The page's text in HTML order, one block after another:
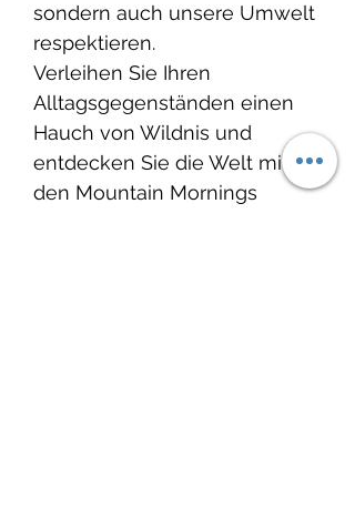
sondern auch unsere Umwelt
respektieren.
Verleihen Sie Ihren
Alltagsgegenständen einen
Hauch von Wildnis und
entdecken Sie die Welt mit
den Mountain Mornings